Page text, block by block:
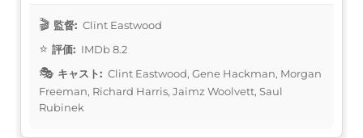
監督: Clint Eastwood
評価: IMDb 8.2
キャスト: Clint Eastwood, Gene Hackman, Morgan
Freeman, Richard Harris, Jaimz Woolvett, Saul
Rubinek